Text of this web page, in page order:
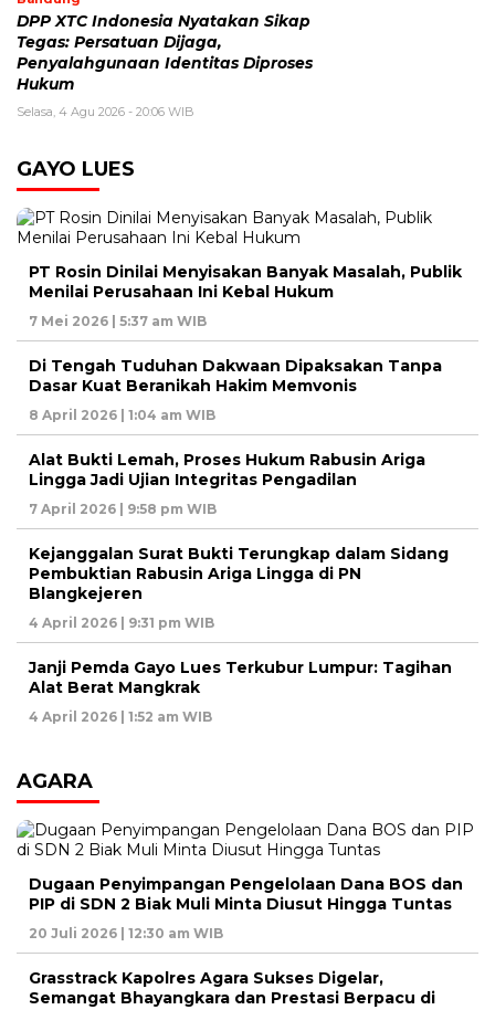
DPP XTC Indonesia Nyatakan Sikap
Tegas: Persatuan Dijaga,
Penyalahgunaan Identitas Diproses
Hukum
Selasa, 4 Agu 2026 - 20:06 WIB
GAYO LUES
PT Rosin Dinilai Menyisakan Banyak Masalah, Publik
Menilai Perusahaan Ini Kebal Hukum
7 Mei 2026 | 5:37 am WIB
Di Tengah Tuduhan Dakwaan Dipaksakan Tanpa
Dasar Kuat Beranikah Hakim Memvonis
8 April 2026 | 1:04 am WIB
Alat Bukti Lemah, Proses Hukum Rabusin Ariga
Lingga Jadi Ujian Integritas Pengadilan
7 April 2026 | 9:58 pm WIB
Kejanggalan Surat Bukti Terungkap dalam Sidang
Pembuktian Rabusin Ariga Lingga di PN
Blangkejeren
4 April 2026 | 9:31 pm WIB
Janji Pemda Gayo Lues Terkubur Lumpur: Tagihan
Alat Berat Mangkrak
4 April 2026 | 1:52 am WIB
AGARA
Dugaan Penyimpangan Pengelolaan Dana BOS dan
PIP di SDN 2 Biak Muli Minta Diusut Hingga Tuntas
20 Juli 2026 | 12:30 am WIB
Grasstrack Kapolres Agara Sukses Digelar,
Semangat Bhayangkara dan Prestasi Berpacu di